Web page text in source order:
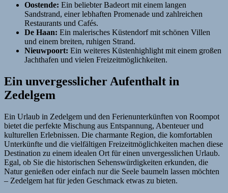
Oostende: Ein beliebter Badeort mit einem langen
Sandstrand, einer lebhaften Promenade und zahlreichen
Restaurants und Cafés.
De Haan: Ein malerisches Küstendorf mit schönen Villen
und einem breiten, ruhigen Strand.
Nieuwpoort: Ein weiteres Küstenhighlight mit einem großen
Jachthafen und vielen Freizeitmöglichkeiten.
Ein unvergesslicher Aufenthalt in
Zedelgem
Ein Urlaub in Zedelgem und den Ferienunterkünften von Roompot
bietet die perfekte Mischung aus Entspannung, Abenteuer und
kulturellen Erlebnissen. Die charmante Region, die komfortablen
Unterkünfte und die vielfältigen Freizeitmöglichkeiten machen diese
Destination zu einem idealen Ort für einen unvergesslichen Urlaub.
Egal, ob Sie die historischen Sehenswürdigkeiten erkunden, die
Natur genießen oder einfach nur die Seele baumeln lassen möchten
– Zedelgem hat für jeden Geschmack etwas zu bieten.